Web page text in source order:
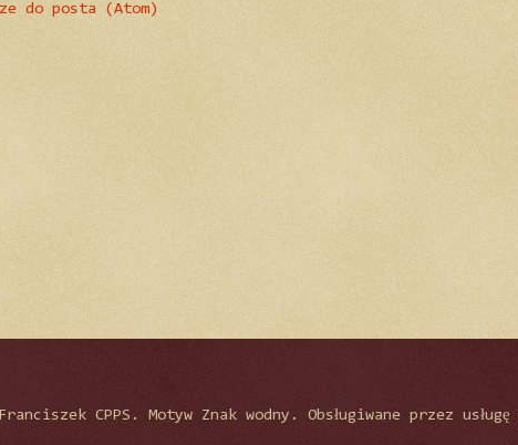
do posta (Atom)
CPPS. Motyw Znak wodny. Obsługiwane przez usługę